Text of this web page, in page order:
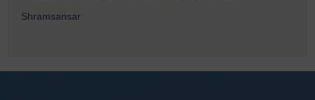
Shramsansar